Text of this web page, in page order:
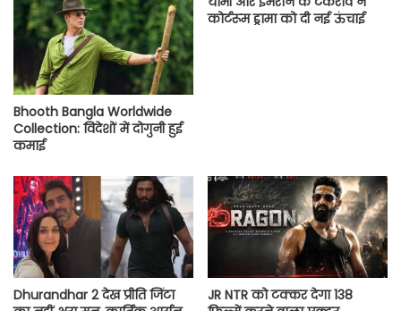
Bhooth Bangla Worldwide
Collection: विदेशों में दोगुनी हुई
कमाई
कोर्टरूम ड्रामा को दी नई ऊंचाई
Dhurandhar 2 देख प्रीति जिंटा
JR NTR को टक्कर देगा 138